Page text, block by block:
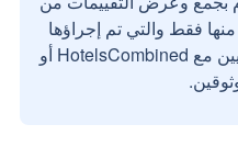
فقط والتي تم إجراؤها
بواسطة مستخدمين حقيقيين مع HotelsCombined أو